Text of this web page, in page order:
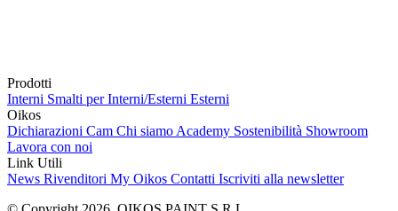
Prodotti
Interni Smalti per Interni/Esterni Esterni
Oikos
Dichiarazioni Cam Chi siamo Academy Sostenibilità Showroom
Lavora con noi
Link Utili
News Rivenditori My Oikos Contatti Iscriviti alla newsletter